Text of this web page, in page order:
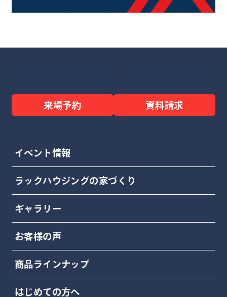
来場予約 資料請求
イベント情報
ラックハウジングの家づくり
ギャラリー
お客様の声
商品ラインナップ
はじめての方へ